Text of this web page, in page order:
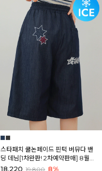
스타패치 쿨논페이드 핀턱 버뮤다 밴
딩 데님[1차완판! 2차예약판매] 8월셋
째주 순차배송
18,220 19,800 8%